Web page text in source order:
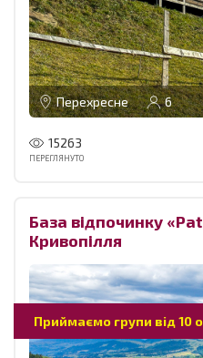
Перехресне 6
15263
ПЕРЕГЛЯНУТО
База відпочинку
Кривопілля
Приймаємо групи від 10